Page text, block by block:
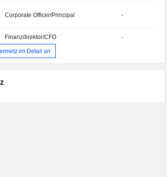
Corporate Officer/Principal -
Finanzdirektor/CFO
-
im Detail an